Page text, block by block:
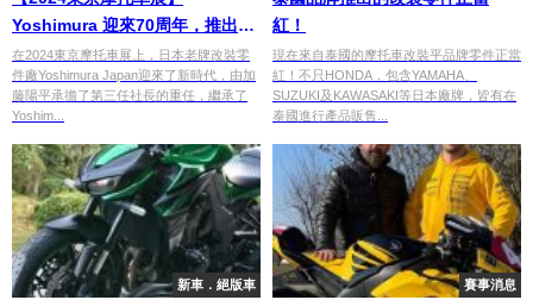
Yoshimura 迎來70周年，推出一
系列全新改裝零件邁入新時代
在2024東京摩托車展上，日本老牌改裝零
件廠Yoshimura Japan迎來了新時代，由加
藤陽平承擔了第三任社長的重任，繼承了
Yoshim...
紅！
現在來自泰國的摩托車改裝平品牌零件正當
紅！不只HONDA，包含YAMAHA、
SUZUKI及KAWASAKI等日本廠牌，皆有在
泰國進行產品販售...
新車．絕版車 賽事消息